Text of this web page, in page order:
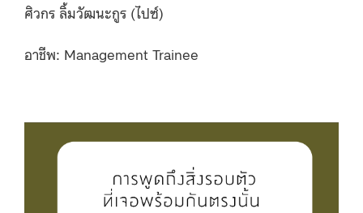
ศิวกร ลิ้มวัฒนะกูร (ไปซ์)
อาชีพ: Management Trainee